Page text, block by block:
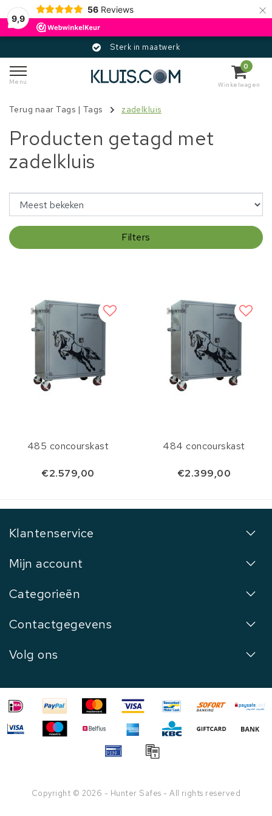
9,9
56 Reviews ×
Sterk in maatwerk
Menu
0
Winkelwagen
Terug naar Tags | Tags zadelkluis
Producten getagd met
zadelkluis
Filters
485 concourskast
€2.579,00
484 concourskast
€2.399,00
Klantenservice
Mijn account
Categorieën
Contactgegevens
Volg ons
Copyright © 2026 - Hunter Safes - All rights reserved